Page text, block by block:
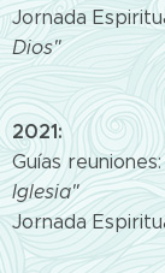
Jornada
Dios"
2021:
Guías
Iglesia"
Jornada